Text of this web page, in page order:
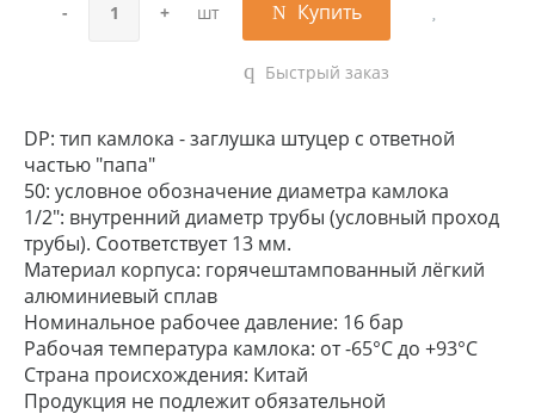
- + шт Купить
Быстрый заказ
DP: тип камлока - заглушка штуцер с ответной
частью "папа"
50: условное обозначение диаметра камлока
1/2": внутренний диаметр трубы (условный проход
трубы). Соответствует 13 мм.
Материал корпуса: горячештампованный лёгкий
алюминиевый сплав
Номинальное рабочее давление: 16 бар
Рабочая температура камлока: от -65°C до +93°C
Страна происхождения: Китай
Продукция не подлежит обязательной